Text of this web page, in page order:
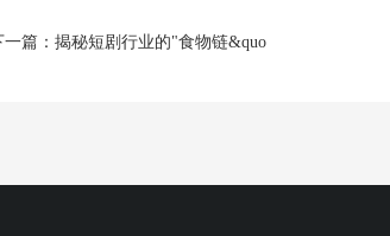
一篇：揭秘短剧行业的"食物链&quo